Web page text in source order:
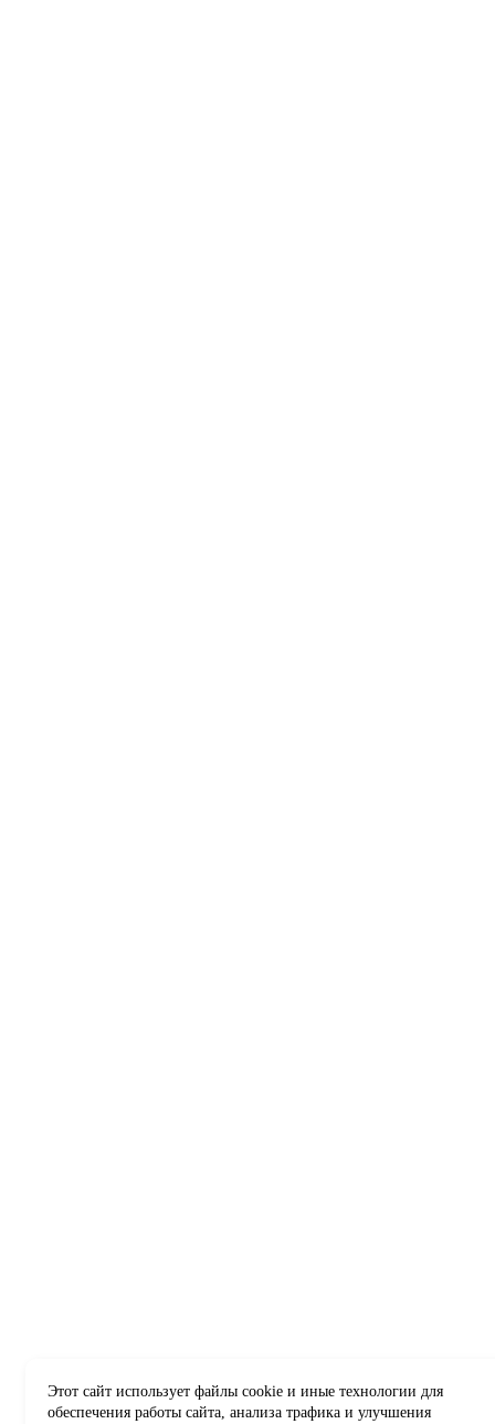
Этот сайт использует файлы cookie и иные технологии для
обеспечения работы сайта, анализа трафика и улучшения